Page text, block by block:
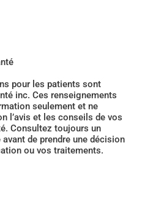
pour les patients sont
inc. Ces renseignements
seulement et ne
l’avis et les conseils de vos
Consultez toujours un
de prendre une décision
ou vos traitements.